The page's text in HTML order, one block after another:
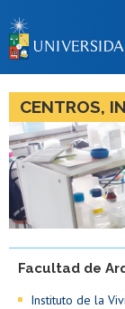
CENTROS,
Facultad de
Instituto de la